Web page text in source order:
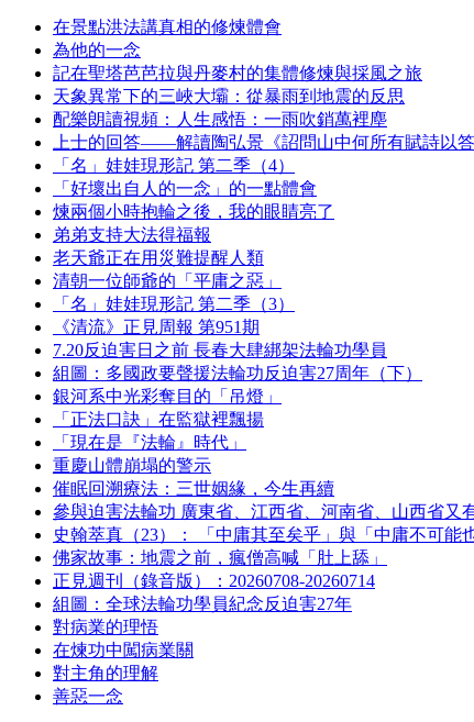
在景點洪法講真相的修煉體會
為他的一念
記在聖塔芭芭拉與丹麥村的集體修煉與採風之旅
天象異常下的三峽大壩：從暴雨到地震的反思
配樂朗讀視頻：人生感悟：一雨吹銷萬裡塵
上士的回答——解讀陶弘景《詔問山中何所有賦詩以答
「名」娃娃現形記 第二季（4）
「好壞出自人的一念」的一點體會
煉兩個小時抱輪之後，我的眼睛亮了
弟弟支持大法得福報
老天爺正在用災難提醒人類
清朝一位師爺的「平庸之惡」
「名」娃娃現形記 第二季（3）
《清流》正見周報 第951期
7.20反迫害日之前 長春大肆綁架法輪功學員
組圖：多國政要聲援法輪功反迫害27周年（下）
銀河系中光彩奪目的「吊燈」
「正法口訣」在監獄裡飄揚
「現在是『法輪』時代」
重慶山體崩塌的警示
催眠回溯療法：三世姻緣，今生再續
參與迫害法輪功 廣東省、江西省、河南省、山西省又
史翰萃真（23）： 「中庸其至矣乎」與「中庸不可能
佛家故事：地震之前，瘋僧高喊「肚上舔」
正見週刊（錄音版）：20260708-20260714
組圖：全球法輪功學員紀念反迫害27年
對病業的理悟
在煉功中闖病業關
對主角的理解
善惡一念